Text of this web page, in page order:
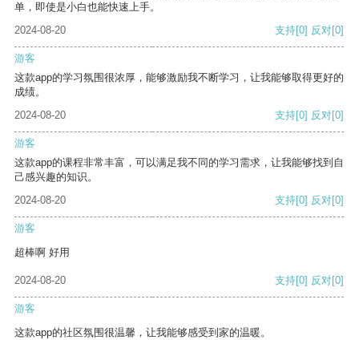
单，即使是小白也能快速上手。
2024-08-20
支持[0] 反对[0]
游客
这款app的学习氛围很浓厚，能够激励我不断学习，让我能够取得更好的
成绩。
2024-08-20
支持[0] 反对[0]
游客
这款app的课程非常丰富，可以满足我不同的学习需求，让我能够找到自
己感兴趣的知识。
2024-08-20
支持[0] 反对[0]
游客
超棒啊 好用
2024-08-20 支持[0] 反对[0]
游客
这款app的社区氛围很温馨，让我能够感受到家的温暖。